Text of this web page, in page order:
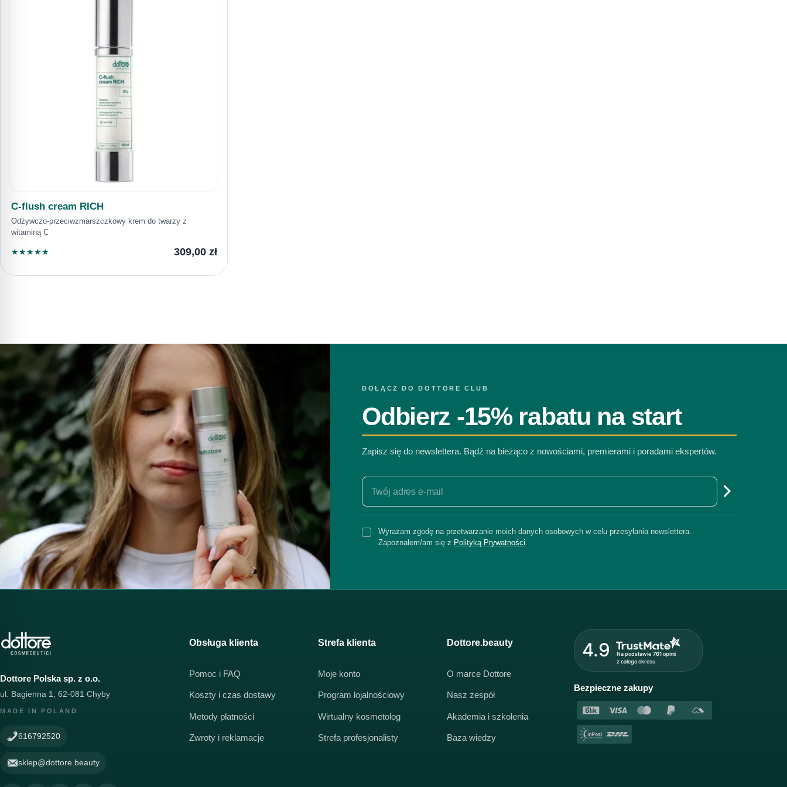
C-flush cream RICH
Odżywczo-przeciwzmarszczkowy krem do twarzy z
witaminą C
★★★★★ 309,00 zł
DOŁĄCZ DO DOTTORE CLUB
Odbierz -15% rabatu na start
Zapisz się do newslettera. Bądź na bieżąco z nowościami, premierami i poradami ekspertów.
Wyrażam zgodę na przetwarzanie moich danych osobowych w celu przesyłania newslettera.
Zapoznałem/am się z Polityką Prywatności.
Dottore Polska sp. z o.o.
ul. Bagienna 1, 62-081 Chyby
MADE IN POLAND
616792520
sklep@dottore.beauty
Obsługa klienta
Pomoc i FAQ
Koszty i czas dostawy
Metody płatności
Zwroty i reklamacje
Strefa klienta
Moje konto
Program lojalnościowy
Wirtualny kosmetolog
Strefa profesjonalisty
Dottore.beauty
O marce Dottore
Nasz zespół
Akademia i szkolenia
Baza wiedzy
4.9 Na podstawie 761opinii
z całego okresu
Bezpieczne zakupy